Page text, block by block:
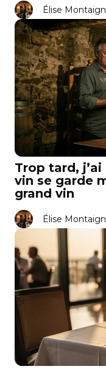
Élise
Trop tard,
vin se garde
grand vin
Élise